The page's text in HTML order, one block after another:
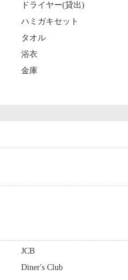
ドライヤー(貸出)
ハミガキセット
タオル
浴衣
金庫
JCB
Diner's Club